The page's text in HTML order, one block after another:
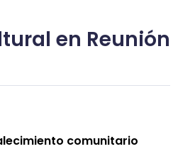
en Reunión
comunitario